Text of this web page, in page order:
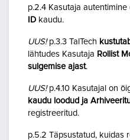
p.2.4 Kasutaja
ID kaudu.
UUS!p.3.3 TalTech
lähtudes Kasutaja Rollist
sulgemise ajast.
UUS!p.4.10 Kasutajal on
kaudu loodud ja
registreeritud.
p.5.2 Täpsustatud, kuidas